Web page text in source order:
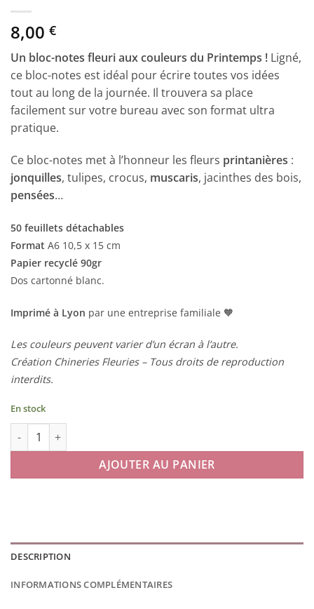
8,00 €
Un bloc-notes fleuri aux couleurs du Printemps ! Ligné,
ce bloc-notes est idéal pour écrire toutes vos idées
tout au long de la journée. Il trouvera sa place
facilement sur votre bureau avec son format ultra
pratique.
Ce bloc-notes met à l’honneur les fleurs printanières :
jonquilles, tulipes, crocus, muscaris, jacinthes des bois,
pensées…
50 feuillets détachables
Format A6 10,5 x 15 cm
Papier recyclé 90gr
Dos cartonné blanc.
Imprimé à Lyon par une entreprise familiale 🧡
Les couleurs peuvent varier d’un écran à l’autre.
Création Chineries Fleuries – Tous droits de reproduction
interdits.
En stock
quantité de Bloc-notes Printemps
AJOUTER AU PANIER
DESCRIPTION
INFORMATIONS COMPLÉMENTAIRES